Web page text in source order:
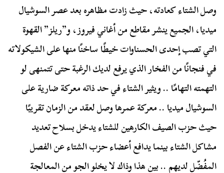
وصل الشتاء كعادته، حيث زادت مظاهره بعد عصر السوشيال
ميديا، الجميع ينشر مقاطع من أغاني فيروز، و”ريلز” القهوة
التي تصب إحدى الحسناوات خيطًا ساخنًا منها على الشيكولاته
في فنجانًا من الفخار الذي يرفع لديك الرغبة حتى تتمنهى لو
التهمته التهامًا .. ويثير الشتاء في حد ذاته معركة ضارية على
السوشيال ميديا .. معركة عمرها وصل لعقد من الزمان تقريبًا
حيث حزب الصيف الكارهين للشتاء يدخل بسلاح تعديد
مشاكل الشتاء بينما يدافع أعضاء حزب الشتاء عن الفصل
المفُضّل لديهم .. بين هذا وذاك لا يخلو الجو من المعالجة